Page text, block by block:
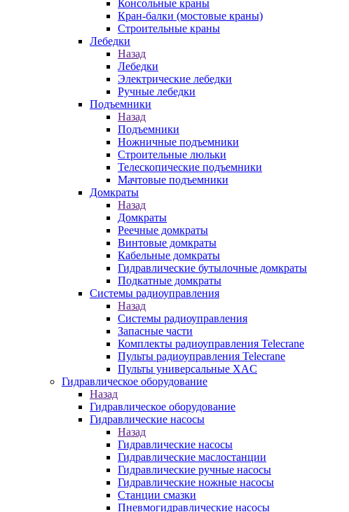
Консольные краны
Кран-балки (мостовые краны)
Строительные краны
Лебедки
Назад
Лебедки
Электрические лебедки
Ручные лебедки
Подъемники
Назад
Подъемники
Ножничные подъемники
Строительные люльки
Телескопические подъемники
Мачтовые подъемники
Домкраты
Назад
Домкраты
Реечные домкраты
Винтовые домкраты
Кабельные домкраты
Гидравлические бутылочные домкраты
Подкатные домкраты
Системы радиоуправления
Назад
Системы радиоуправления
Запасные части
Комплекты радиоуправления Telecrane
Пульты радиоуправления Telecrane
Пульты универсальные XAC
Гидравлическое оборудование
Назад
Гидравлическое оборудование
Гидравлические насосы
Назад
Гидравлические насосы
Гидравлические маслостанции
Гидравлические ручные насосы
Гидравлические ножные насосы
Станции смазки
Пневмогидравлические насосы